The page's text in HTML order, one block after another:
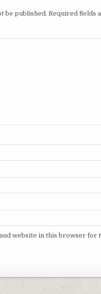
be published. Required fields
and website in this browser for